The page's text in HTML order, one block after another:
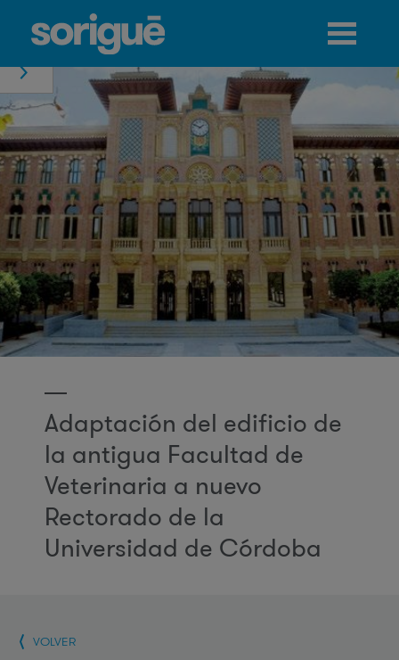
Jump to navigation
Adaptación del edificio de
la antigua Facultad de
Veterinaria a nuevo
Rectorado de la
Universidad de Córdoba
VOLVER
Menú